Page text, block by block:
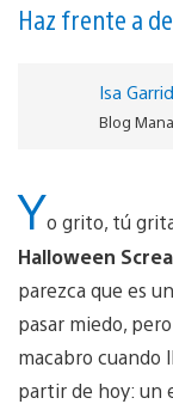
Haz frente a
Isa
Blog
Yo grito, tú
Halloween
parezca que es
pasar miedo,
macabro cuando
partir de hoy: un